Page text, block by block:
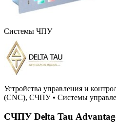
Системы ЧПУ
Устройства управления и
(CNC), СЧПУ • Системы
СЧПУ Delta Tau